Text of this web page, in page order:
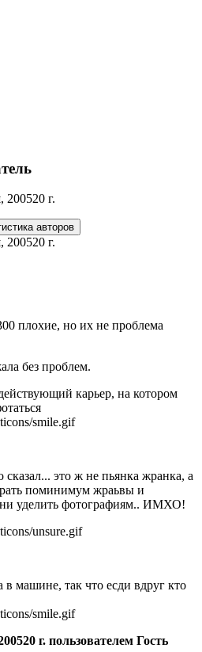
200520 г.
авторов
200520 г.
плохие, но их не проблема
без проблем.
карьер, на котором
smile.gif
это ж не пьянка жранка, а
поминимум жраьвы и
уделить фотографиям.. ИМХО!
unsure.gif
в машине, так что есди вдруг кто
smile.gif
20 г. пользователем Гость